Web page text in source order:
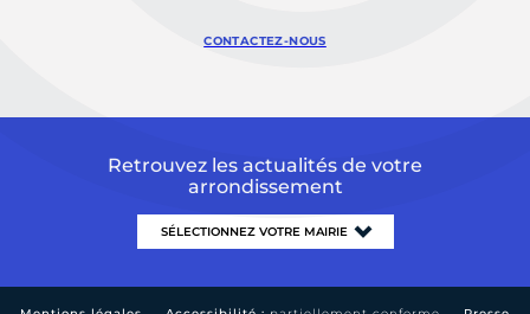
CONTACTEZ-NOUS
Retrouvez les actualités de votre
arrondissement